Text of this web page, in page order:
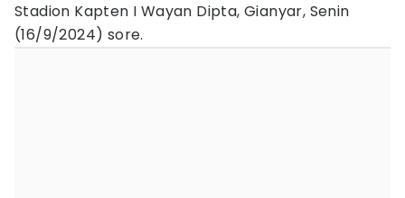
Stadion Kapten I Wayan Dipta, Gianyar, Senin
(16/9/2024) sore.